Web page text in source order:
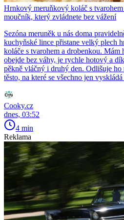
Hrnkový meruňkový koláč s
moučník, který zvládnete bez vážení
Sezóna meruněk u nás doma
kuchyňské lince přistane velký plech
koláče s tvarohem a drobenkou. Mám
obejde bez váhy, je rychle hotový a
pěkně vláčný i druhý den. Odlišuje
těsto, na které se všechno jen
Cooky.cz
dnes, 03:52
4 min
Reklama